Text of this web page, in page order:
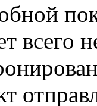
всего